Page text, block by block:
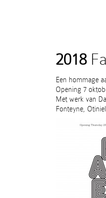
2018
Een hommage
Opening 7
Met werk van
Fonteyne,